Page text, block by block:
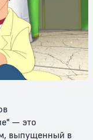
Тома и
— это
выпущенный в